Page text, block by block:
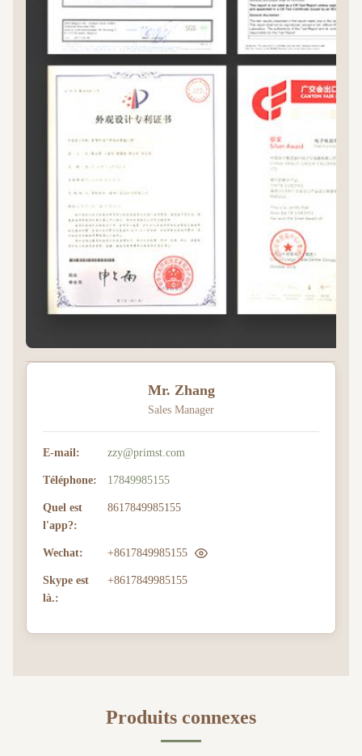
Mr. Zhang
Sales Manager
E-mail: zzy@primst.com
Téléphone: 17849985155
Quel est
l'app?:
8617849985155
Wechat: +8617849985155
Skype est
là.:
+8617849985155
Produits connexes